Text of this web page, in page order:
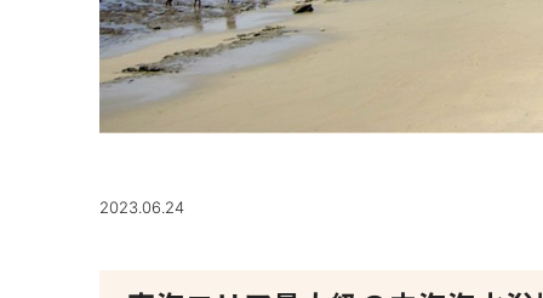
2023.06.24